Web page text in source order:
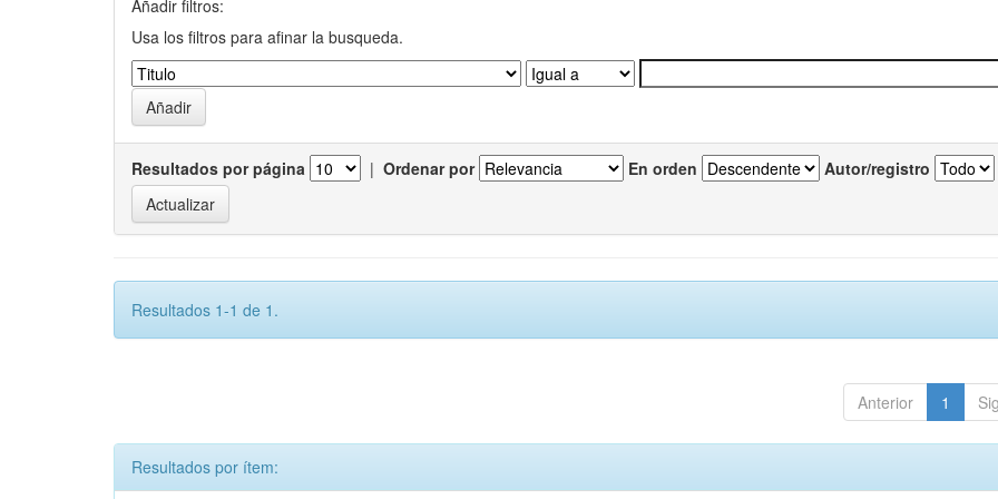
Añadir filtros:
Usa los filtros para afinar la busqueda.
Resultados por página | Ordenar por En orden Autor/registro
Resultados 1-1 de 1.
Anterior 1
Resultados por ítem: